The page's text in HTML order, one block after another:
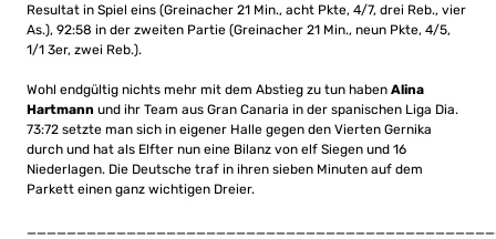
Resultat in Spiel eins (Greinacher 21 Min., acht Pkte, 4/7, drei Reb., vier
As.), 92:58 in der zweiten Partie (Greinacher 21 Min., neun Pkte, 4/5,
1/1 3er, zwei Reb.).
Wohl endgültig nichts mehr mit dem Abstieg zu tun haben Alina
Hartmann und ihr Team aus Gran Canaria in der spanischen Liga Dia.
73:72 setzte man sich in eigener Halle gegen den Vierten Gernika
durch und hat als Elfter nun eine Bilanz von elf Siegen und 16
Niederlagen. Die Deutsche traf in ihren sieben Minuten auf dem
Parkett einen ganz wichtigen Dreier.